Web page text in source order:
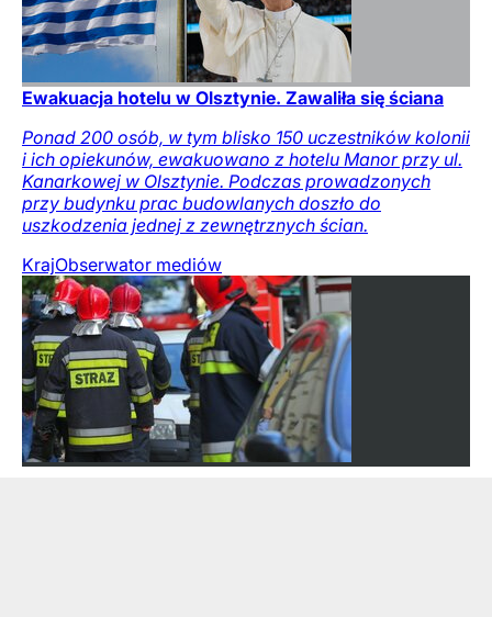
Ewakuacja hotelu w Olsztynie. Zawaliła się ściana
Ponad 200 osób, w tym blisko 150 uczestników kolonii
i ich opiekunów, ewakuowano z hotelu Manor przy ul.
Kanarkowej w Olsztynie. Podczas prowadzonych
przy budynku prac budowlanych doszło do
uszkodzenia jednej z zewnętrznych ścian.
KrajObserwator mediów